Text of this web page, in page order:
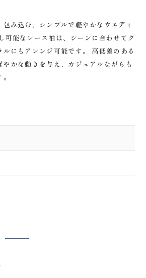
み込む、シンプルで軽やかなウエディ
可能なレース袖は、シーンに合わせてク
ルにもアレンジ可能です。 高低差のある
かな動きを与え、カジュアルながらも